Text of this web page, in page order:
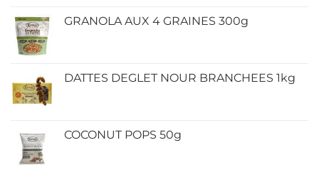
GRANOLA AUX 4 GRAINES 300g
DATTES DEGLET NOUR BRANCHEES 1kg
COCONUT POPS 50g